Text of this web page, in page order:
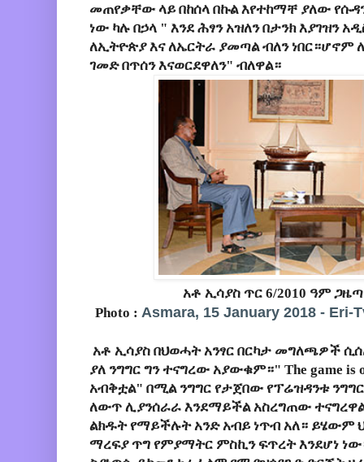
መጠየቃቸው ላይ በከሰላ በኩል እየተከማቸ ያለው
ነው ካሉ በኃላ " እንደ ሕፃን አዝለን በታንክ እያገዝን
ለኢትዮጵያ እና ለኤርትራ ያመጣል ብለን ነበር።ሆኖም
ገመድ በጥሰን እናወርደዋለን" ብለዋል።
አቶ ኢሳያስ ጥር 6/2010 ዓም
Photo : Asmara, 15 January 2018 - Eri-
አቶ ኢሳያስ በህወሓት አንፃር በርካታ መግለጫዎች
ያለ ንግግር ግን ተናግረው አያውቁም።" The
አብቅቷል" በሚል ንግግር የታጀበው የፕሬዝዳንቱ
ለውጥ ሊያንሰራራ እንደማይችል አስረግጠው
ልክዱት የማይችሉት አንድ አብይ ነጥብ አለ። ይሄውም
ማረፍያ ጥግ የምያማትር ምስኪን ፍጥረት እንደሆነ